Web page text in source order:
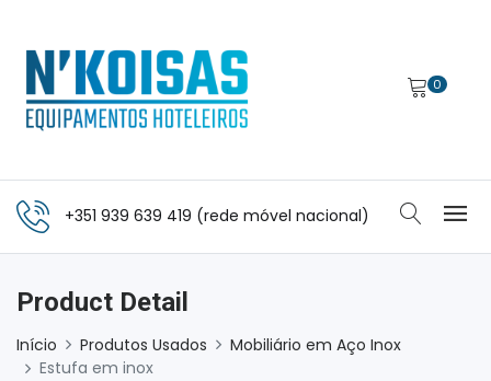
0
+351 939 639 419 (rede móvel nacional)
Product Detail
Início Produtos Usados
Mobiliário em Aço Inox
Estufa em inox